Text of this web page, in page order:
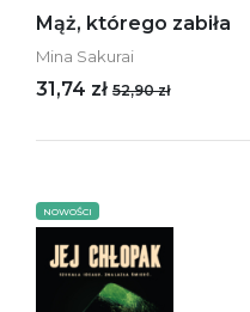
Mąż, którego zabiła
Mina Sakurai
31,74 zł 52,90 zł
NOWOŚCI